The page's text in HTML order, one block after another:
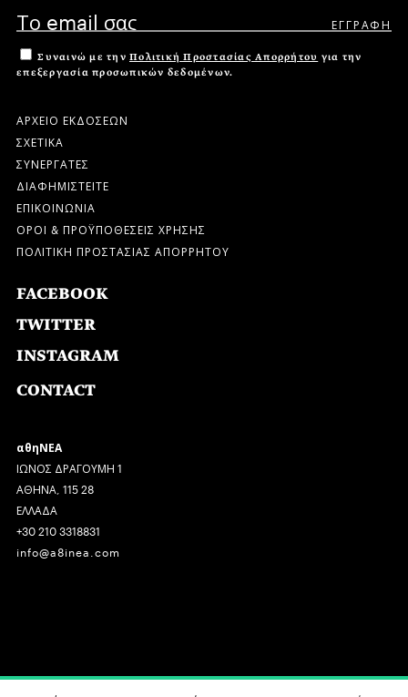
Συναινώ με την Πολιτική Προστασίας Απορρήτου για την
επεξεργασία προσωπικών δεδομένων.
ΑΡΧΕΙΟ ΕΚΔΟΣΕΩΝ
ΣΧΕΤΙΚΑ
ΣΥΝΕΡΓΑΤΕΣ
ΔΙΑΦΗΜΙΣΤΕΙΤΕ
ΕΠΙΚΟΙΝΩΝΙΑ
ΟΡΟΙ & ΠΡΟΫΠΟΘΕΣΕΙΣ ΧΡΗΣΗΣ
ΠΟΛΙΤΙΚΗ ΠΡΟΣΤΑΣΙΑΣ ΑΠΟΡΡΗΤΟΥ
FACEBOOK
TWITTER
INSTAGRAM
CONTACT
αθηΝΕΑ
ΙΩΝΟΣ ΔΡΑΓΟΥΜΗ 1
ΑΘΗΝΑ, 115 28
ΕΛΛΑΔΑ
+30 210 3318831
info@a8inea.com